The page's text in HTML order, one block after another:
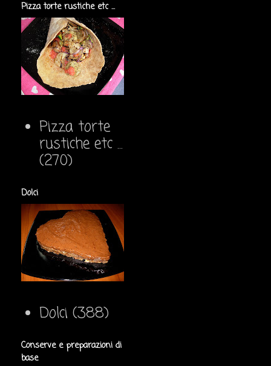
Pizza torte rustiche etc ...
Pizza torte
rustiche etc ...
(270)
Dolci
Dolci (388)
Conserve e preparazioni di
base